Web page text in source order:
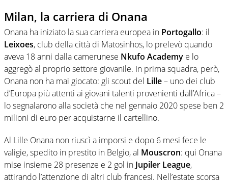
Milan, la carriera di Onana
Onana ha iniziato la sua carriera europea in Portogallo: il
Leixoes, club della città di Matosinhos, lo prelevò quando
aveva 18 anni dalla camerunese Nkufo Academy e lo
aggregò al proprio settore giovanile. In prima squadra, però,
Onana non ha mai giocato: gli scout del Lille– uno dei club
d’Europa più attenti ai giovani talenti provenienti dall’Africa –
lo segnalarono alla società che nel gennaio 2020 spese ben 2
milioni di euro per acquistarne il cartellino.
Al Lille Onana non riuscì a imporsi e dopo 6 mesi fece le
valigie, spedito in prestito in Belgio, al Mouscron: qui Onana
mise insieme 28 presenze e 2 gol in Jupiler League,
attirando l’attenzione di altri club francesi. Nell’estate scorsa